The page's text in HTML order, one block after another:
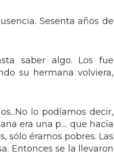
Sesenta años de
saber algo. Los fue
su hermana volviera,
lo podíamos decir,
era una p.... que hacía
sólo éramos pobres. Las
Entonces se la llevaron